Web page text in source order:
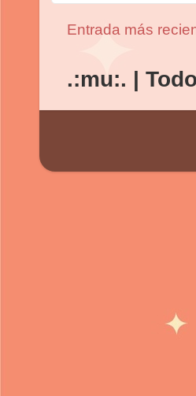
Entrada más
.:mu:. |